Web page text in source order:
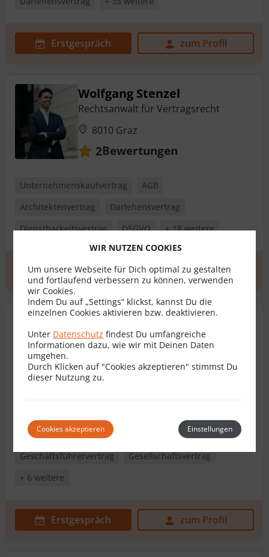
Erstgespräch zum Profil
Wolfgang Stenzel
Rechtsanwalt für Vertragsrecht
8010 Graz
2Bewertungen
Unternehmenskaufvertrag
AGB
Architektenvertrag
Darlehensvertrag
Dienstbarkeitsvertrag
DSGVO + 18 weitere
Erstgespräch zum Profil
Mag. Georg Karlbauer, LL.M.
Rechtsanwalt für Vertragsrecht
5Bewertungen
Bauträgervertrag
Dienstvertrag
Geschäftsführervertrag
Gesellschaftsvertrag
+ 6 weitere
Erstgespräch zum Profil
WIR NUTZEN COOKIES
Um unsere Webseite für Dich optimal zu gestalten
und fortlaufend verbessern zu können, verwenden
wir Cookies.
Indem Du auf „Settings“ klickst, kannst Du die
einzelnen Cookies aktivieren bzw. deaktivieren.
Unter Datenschutz findest Du umfangreiche
Informationen dazu, wie wir mit Deinen Daten
umgehen.
Durch Klicken auf "Cookies akzeptieren" stimmst Du
dieser Nutzung zu.
Cookies akzeptieren Einstellungen